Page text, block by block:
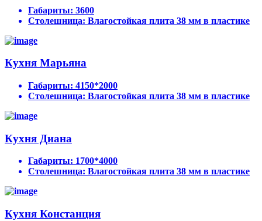
Габариты: 3600
Столешница: Влагостойкая плита 38 мм в пластике
Кухня Марьяна
Габариты: 4150*2000
Столешница: Влагостойкая плита 38 мм в пластике
Кухня Диана
Габариты: 1700*4000
Столешница: Влагостойкая плита 38 мм в пластике
Кухня Констанция